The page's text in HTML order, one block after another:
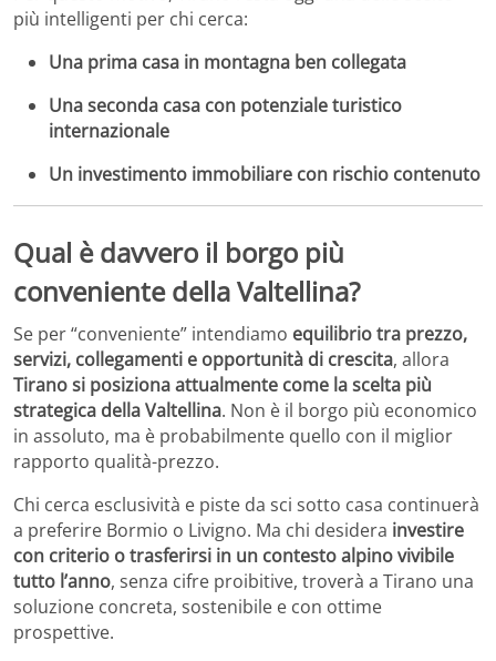
più intelligenti per chi cerca:
Una prima casa in montagna ben collegata
Una seconda casa con potenziale turistico
internazionale
Un investimento immobiliare con rischio contenuto
Qual è davvero il borgo più
conveniente della Valtellina?
Se per “conveniente” intendiamo equilibrio tra prezzo,
servizi, collegamenti e opportunità di crescita, allora
Tirano si posiziona attualmente come la scelta più
strategica della Valtellina. Non è il borgo più economico
in assoluto, ma è probabilmente quello con il miglior
rapporto qualità-prezzo.
Chi cerca esclusività e piste da sci sotto casa continuerà
a preferire Bormio o Livigno. Ma chi desidera investire
con criterio o trasferirsi in un contesto alpino vivibile
tutto l’anno, senza cifre proibitive, troverà a Tirano una
soluzione concreta, sostenibile e con ottime
prospettive.